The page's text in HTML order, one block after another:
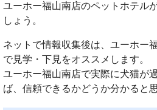
ユーホー福山南店のペットホテル
しょう。
ネットで情報収集後は、ユーホー
で見学・下見をオススメします。
ユーホー福山南店で実際に犬猫が
ば、信頼できるかどうか分かると